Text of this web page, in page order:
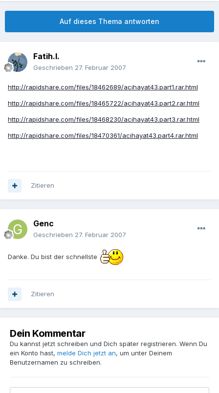
Auf dieses Thema antworten
Fatih.I.
Geschrieben 27. Februar 2007
http://rapidshare.com/files/18462689/acihayat43.part1.rar.html
http://rapidshare.com/files/18465722/acihayat43.part2.rar.html
http://rapidshare.com/files/18468230/acihayat43.part3.rar.html
http://rapidshare.com/files/18470361/acihayat43.part4.rar.html
Zitieren
Genc
Geschrieben 27. Februar 2007
Danke. Du bist der schnellste
Zitieren
Dein Kommentar
Du kannst jetzt schreiben und Dich später registrieren. Wenn Du
ein Konto hast, melde Dich jetzt an, um unter Deinem
Benutzernamen zu schreiben.